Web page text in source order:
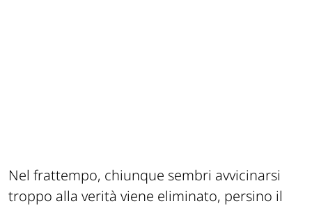
Nel frattempo, chiunque sembri avvicinarsi
troppo alla verità viene eliminato, persino il